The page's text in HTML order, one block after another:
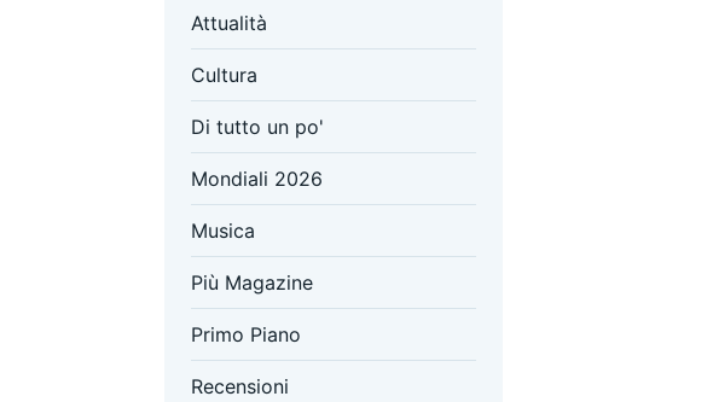
Attualità
Cultura
Di tutto un po'
Mondiali 2026
Musica
Più Magazine
Primo Piano
Recensioni